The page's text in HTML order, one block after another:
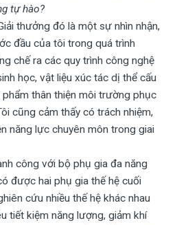
tự hào?
thưởng đó là một sự nhìn nhận,
đầu của tôi trong quá trình
chế ra các quy trình công nghệ
học, vật liệu xúc tác dị thể cấu
thân thiện môi trường phục
cũng cảm thấy có trách nhiệm,
năng lực chuyên môn trong giai
công với bộ phụ gia đa năng
được hai phụ gia thế hệ cuối
cứu nhiều thế hệ khác nhau
tiết kiệm năng lượng, giảm khí